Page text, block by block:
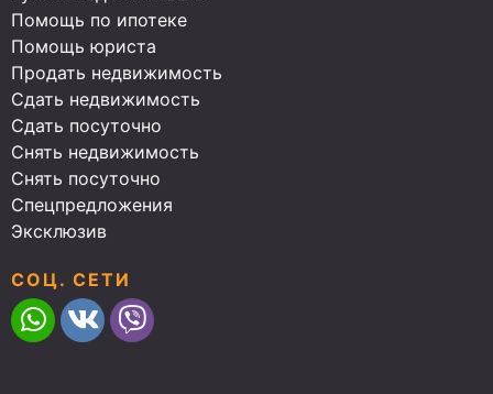
Помощь по ипотеке
Помощь юриста
Продать недвижимость
Сдать недвижимость
Сдать посуточно
Снять недвижимость
Снять посуточно
Спецпредложения
Эксклюзив
СОЦ. СЕТИ